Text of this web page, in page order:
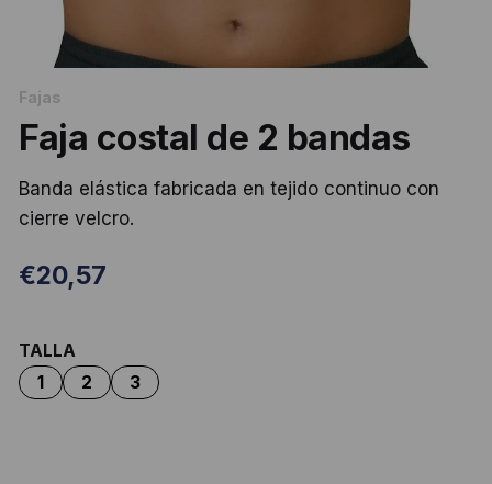
Fajas
Faja costal de 2 bandas
Banda elástica fabricada en tejido continuo con
cierre velcro.
€20,57
TALLA